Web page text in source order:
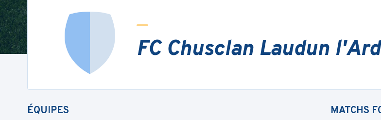
FC Chusclan Laudun
ÉQUIPES MATCHS